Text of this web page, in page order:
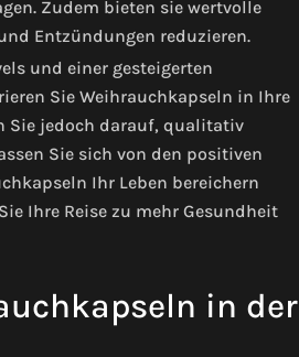
Zudem bieten sie wertvolle
Entzündungen reduzieren.
und einer gesteigerten
Sie Weihrauchkapseln in Ihre
Sie jedoch darauf, qualitativ
Sie sich von den positiven
Ihr Leben bereichern
Ihre Reise zu mehr Gesundheit
in der